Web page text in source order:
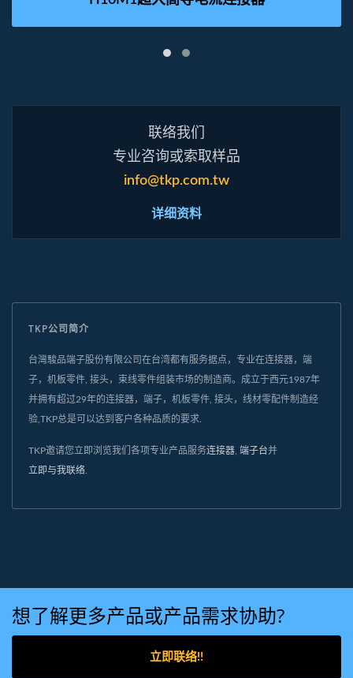
联络我们
专业咨询或索取样品
info@tkp.com.tw
详细资料
TKP公司简介
台灣駿品端子股份有限公司在台湾都有服务据点，专业在连接器，端
子，机板零件, 接头，束线零件组装市场的制造商。成立于西元1987年
并拥有超过29年的连接器，端子，机板零件, 接头，线材零配件制造经
验,TKP总是可以达到客户各种品质的要求.
TKP邀请您立即浏览我们各项专业产品服务连接器 端子台并
立即与我联络
想了解更多产品或产品需求协助?
立即联络!!